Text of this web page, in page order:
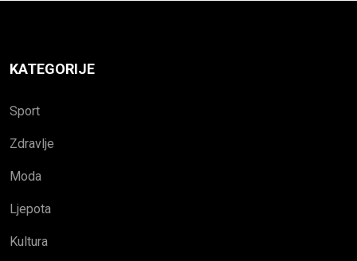
KATEGORIJE
Sport
Zdravlje
Moda
Ljepota
Kultura